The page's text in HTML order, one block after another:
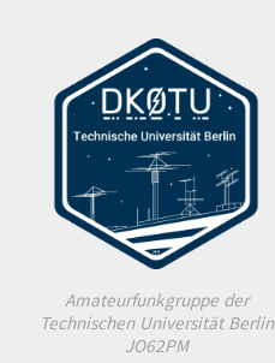
Amateurfunkgruppe der
Technischen Universität Berlin
JO62PM